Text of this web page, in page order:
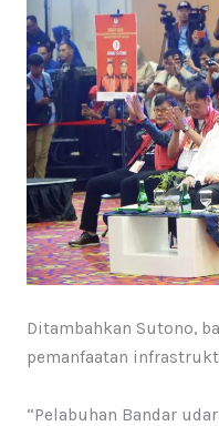
Ditambahkan Sutono,
pemanfaatan
“Pelabuhan Bandar